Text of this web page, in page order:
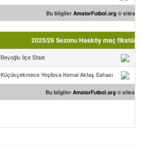
Bu bilgiler AmatorFutbol.org©
2025/26 Sezonu Hasköy maç fikstürü
Beyoğlu İlçe Stadı
Küçükçekmece Yeşilova Kemal Aktaş Sahası
Bu bilgiler AmatorFutbol.org ©